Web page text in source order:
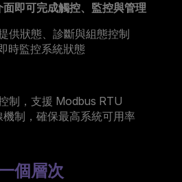
即可完成觸控、監控與管理
供狀態、診斷與組態控制
時監控系統狀態
制，支援 Modbus RTU
機制，確保最高系統可用率
個層次